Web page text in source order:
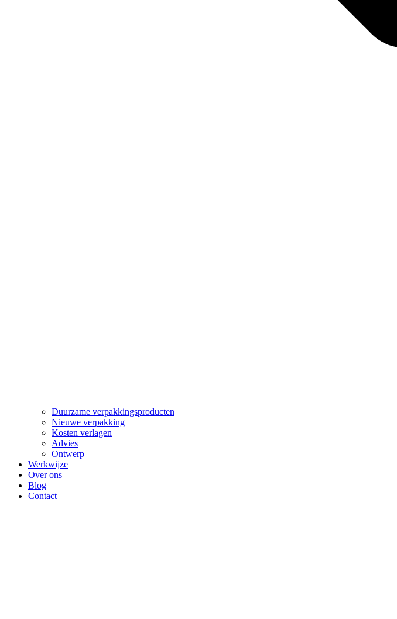
Duurzame verpakkingsproducten
Nieuwe verpakking
Kosten verlagen
Advies
Ontwerp
Werkwijze
Over ons
Blog
Contact